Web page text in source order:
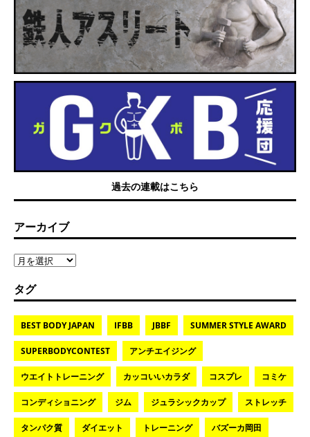
過去の連載はこちら
アーカイブ
タグ
BEST BODY JAPAN IFBB JBBF SUMMER STYLE AWARD
SUPERBODYCONTEST アンチエイジング
ウエイトトレーニング カッコいいカラダ コスプレ コミケ
コンディショニング ジム ジュラシックカップ ストレッチ
タンパク質 ダイエット トレーニング バズーカ岡田